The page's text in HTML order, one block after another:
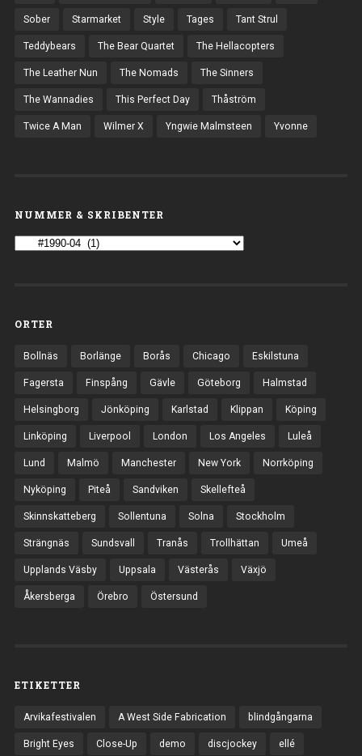
Sober Starmarket Style Tages Tant Strul
Teddybears The Bear Quartet The Hellacopters
The Leather Nun The Nomads The Sinners
The Wannadies This Perfect Day Thåström
Twice A Man Wilmer X Yngwie Malmsteen Yvonne
NUMMER & SKRIBENTER
ORTER
Bollnäs Borlänge Borås Chicago Eskilstuna
Fagersta Finspång Gävle Göteborg Halmstad
Helsingborg Jönköping Karlstad Klippan Köping
Linköping Liverpool London Los Angeles Luleå
Lund Malmö Manchester New York Norrköping
Nyköping Piteå Sandviken Skellefteå
Skinnskatteberg Sollentuna Solna Stockholm
Strängnäs Sundsvall Tranås Trollhättan Umeå
Upplands Väsby Uppsala Västerås Växjö
Åkersberga Örebro Östersund
ETIKETTER
Arvikafestivalen A West Side Fabrication blindgångarna
Bright Eyes Close-Up demo discjockey ellé